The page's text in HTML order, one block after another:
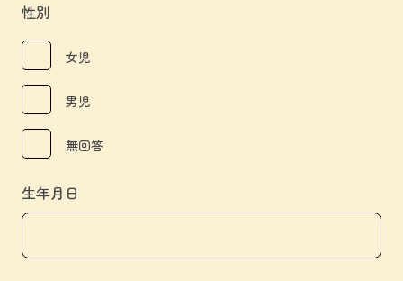
性別
女児
男児
無回答
生年月日